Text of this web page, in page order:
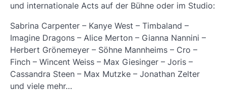
und internationale Acts auf der Bühne oder im Studio:
Sabrina Carpenter – Kanye West – Timbaland –
Imagine Dragons – Alice Merton – Gianna Nannini –
Herbert Grönemeyer – Söhne Mannheims – Cro –
Finch – Wincent Weiss – Max Giesinger – Joris –
Cassandra Steen – Max Mutzke – Jonathan Zelter
und viele mehr…